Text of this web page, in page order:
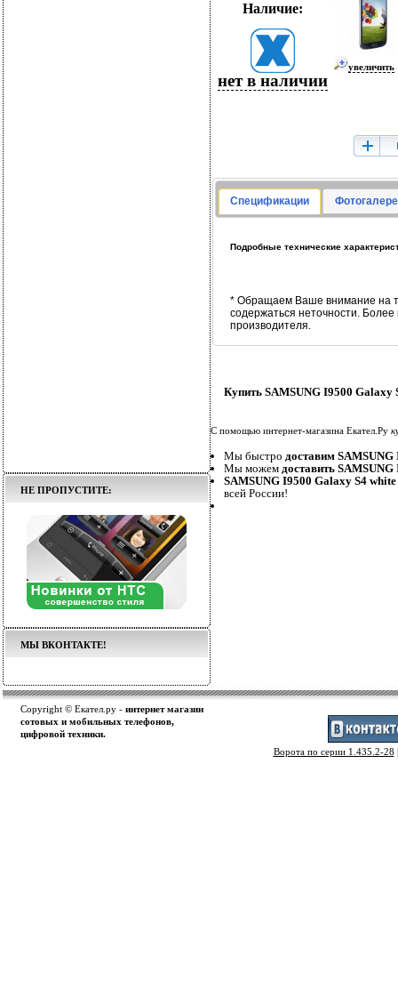
НЕ ПРОПУСТИТЕ:
МЫ ВКОНТАКТЕ!
Наличие:
нет в наличии
увеличить
Спецификации
Подробные технические
* Обращаем Ваше внимание на
содержаться неточности.
производителя.
Купить SAMSUNG I9500 Galaxy
С помощью интернет-магазина Екател.Ру
Мы быстро доставим
Мы можем доставить
SAMSUNG I9500 Galaxy S4 white
всей России!
Copyright © Екател.ру - интернет магазин
сотовых и мобильных телефонов,
цифровой техники.
Ворота по серии 1.435.2-28